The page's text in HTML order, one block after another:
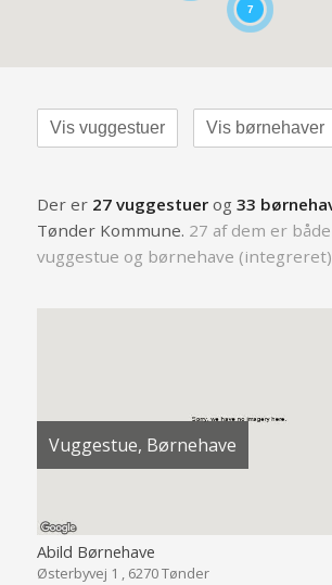
7
Vis vuggestuer Vis børnehaver
Der er 27 vuggestuerog 33
Tønder Kommune. 27 af dem er både
vuggestue og børnehave
Vuggestue, Børnehave
Abild Børnehave
Østerbyvej 1 , 6270 Tønder